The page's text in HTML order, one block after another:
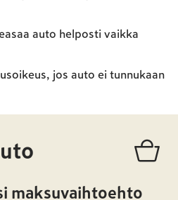
auto helposti vaikka
jos auto ei tunnukaan
maksuvaihtoehto